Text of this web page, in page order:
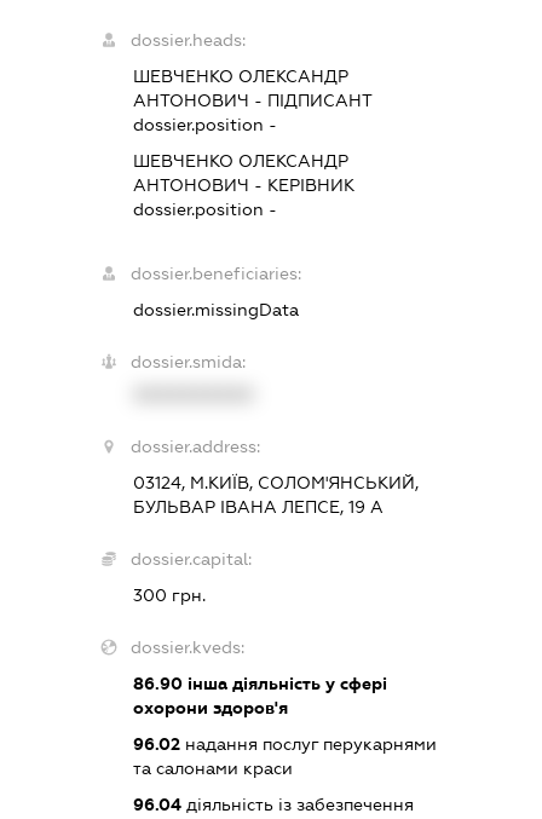
dossier.heads:
ШЕВЧЕНКО ОЛЕКСАНДР
АНТОНОВИЧ - ПІДПИСАНТ
dossier.position -
ШЕВЧЕНКО ОЛЕКСАНДР
АНТОНОВИЧ - КЕРІВНИК
dossier.position -
dossier.beneficiaries:
dossier.missingData
dossier.smida:
dossier.address:
03124, М.КИЇВ, СОЛОМ'ЯНСЬКИЙ,
БУЛЬВАР ІВАНА ЛЕПСЕ, 19 А
dossier.capital:
300 грн.
dossier.kveds:
86.90інша діяльність у сфері
охорони здоров'я
96.02надання послуг перукарнями
та салонами краси
96.04діяльність із забезпечення